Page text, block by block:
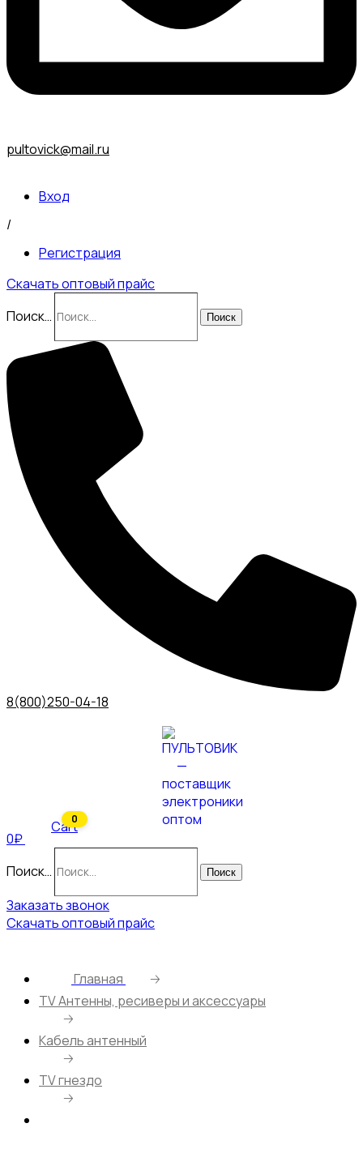
pultovick@mail.ru
Вход
/
Регистрация
Скачать оптовый прайс
Поиск…
Поиск
8(800)250-04-18
0₽
0
Cart
Поиск… Поиск
Заказать звонок
Скачать оптовый прайс
Главная
🡢
ТV Антенны, ресиверы и аксессуары
🡢
Кабель антенный
🡢
TV гнездо
🡢